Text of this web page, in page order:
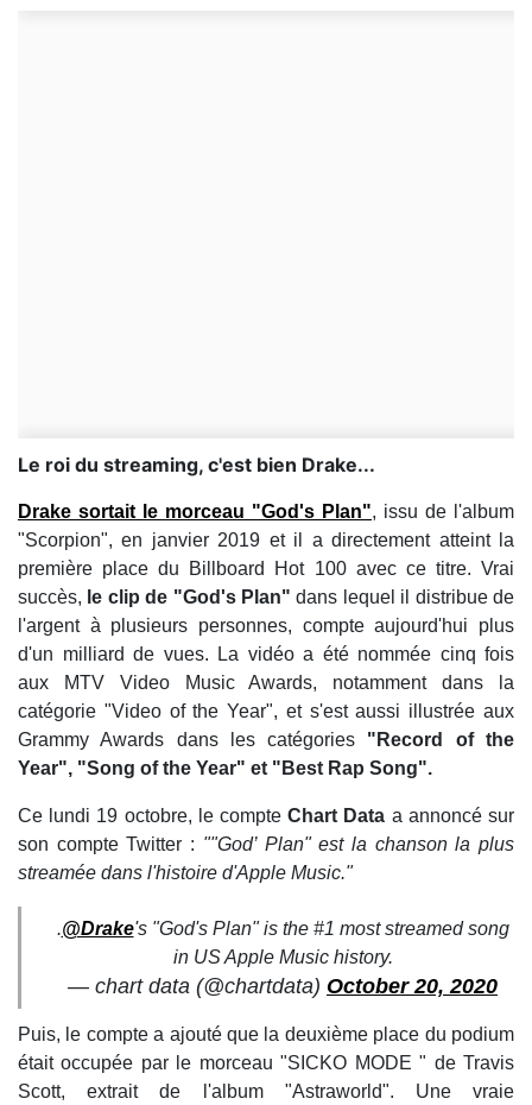
Le roi du streaming, c'est bien Drake...
Drake sortait le morceau "God's Plan", issu de l'album
"Scorpion", en janvier 2019 et il a directement atteint la
première place du Billboard Hot 100 avec ce titre. Vrai
succès, le clip de "God's Plan" dans lequel il distribue de
l'argent à plusieurs personnes, compte aujourd'hui plus
d'un milliard de vues. La vidéo a été nommée cinq fois
aux MTV Video Music Awards, notamment dans la
catégorie "Video of the Year", et s'est aussi illustrée aux
Grammy Awards dans les catégories "Record of the
Year", "Song of the Year" et "Best Rap Song".
Ce lundi 19 octobre, le compteChart Data a annoncé sur
son compte Twitter : ""God’ Plan" est la chanson la plus
streamée dans l'histoire d'Apple Music."
.@Drake's "God's Plan" is the #1 most streamed song
in US Apple Music history.
— chart data (@chartdata) October 20, 2020
Puis, le compte a ajouté que la deuxième place du podium
était occupée par le morceau "SICKO MODE " de Travis
Scott, extrait de l'album "Astraworld". Une vraie